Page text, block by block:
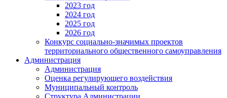
2023 год
2024 год
2025 год
2026 год
Конкурс социально-значимых проектов
территориального общественного самоуправления
Администрация
Администрация
Оценка регулирующего воздействия
Муниципальный контроль
Структура Администрации